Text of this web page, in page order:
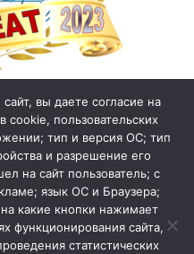
вы даете согласие на
пользовательских
тип и версия ОС; тип
и разрешение его
на сайт пользователь; с
язык ОС и Браузера;
какие кнопки нажимает
функционирования сайта,
статистических